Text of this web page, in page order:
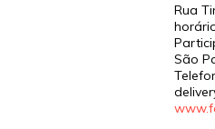
Rua
São